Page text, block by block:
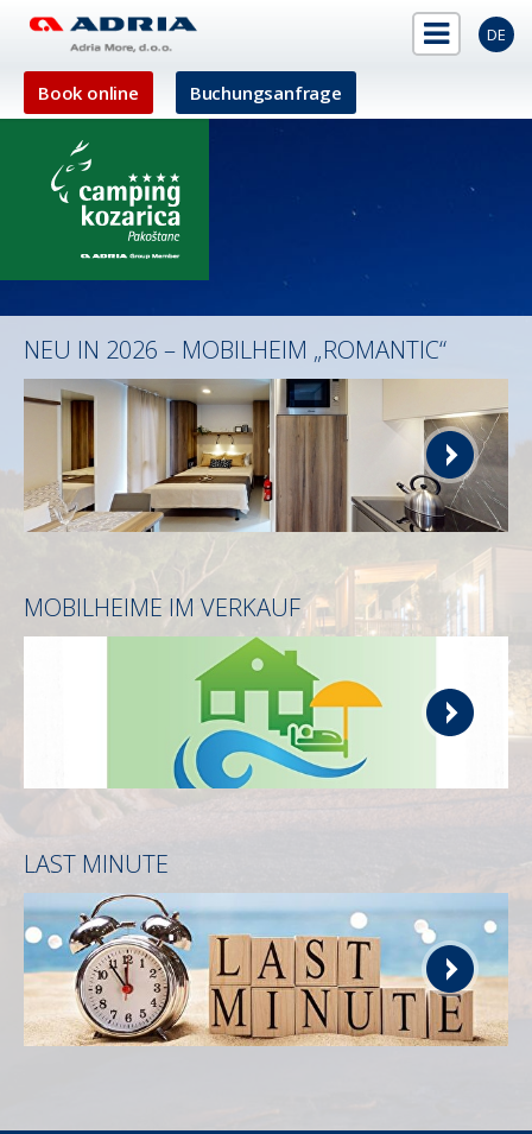
DE
Book online Buchungsanfrage
NEU IN 2026 – MOBILHEIM „ROMANTIC“
MOBILHEIME IM VERKAUF
LAST MINUTE